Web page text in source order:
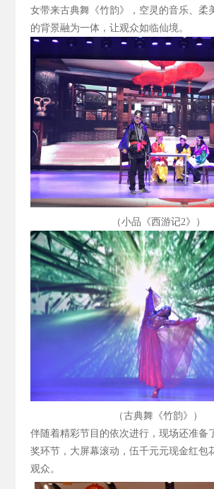
女带来古典舞《竹韵》，空灵的音乐、柔
的背景融为一体，让观众如临仙境。
（小品《西游记2》）
（古典舞《竹韵》）
伴随着精彩节目的依次进行，现场还准备
奖环节，大屏幕滚动，伍千元元现金红包
观众。